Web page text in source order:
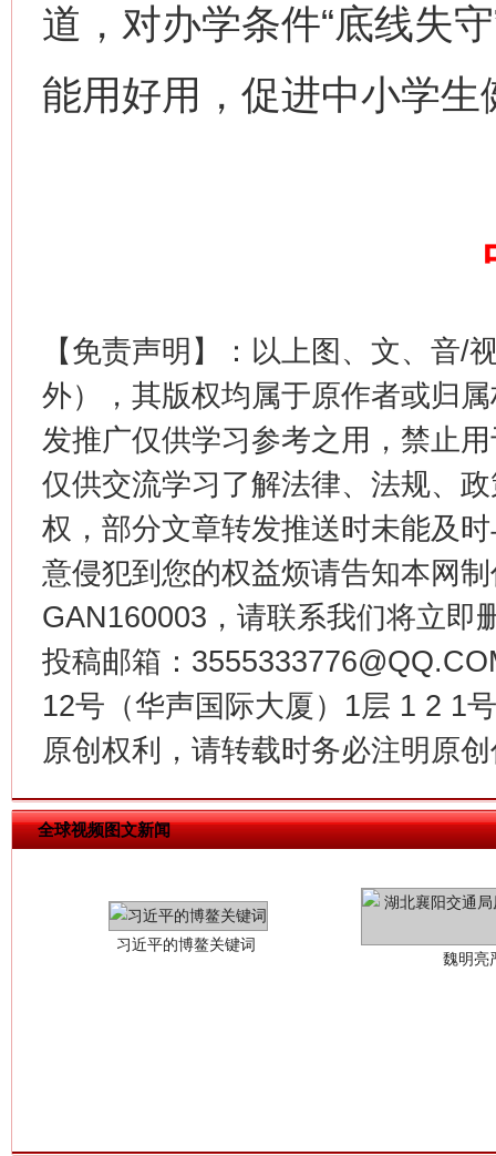
道，对办学条件“底线失
能用好用，促进中小学
【免责声明】：以上图、文、音/
外），其版权均属于原作者或归
发推广仅供学习参考之用，禁止
仅供交流学习了解法律、法规、
权，部分文章转发推送时未能及
意侵犯到您的权益烦请告知本网
GAN160003，请联系我们将立即
投稿邮箱：
12号（华声国际大厦）1层 1 2 1
原创权利，请转载时务必注明原
全球视频图文新闻
在谋一域中谋全局
今
习近平的博鳌关键词
魏明亮